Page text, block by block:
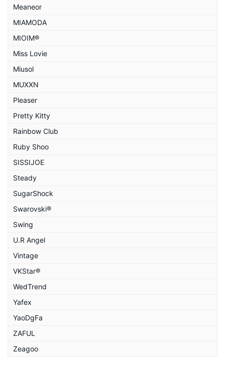
Meaneor
MIAMODA
MIOIM®
Miss Lovie
Miusol
MUXXN
Pleaser
Pretty Kitty
Rainbow Club
Ruby Shoo
SISSIJOE
Steady
SugarShock
Swarovski®
Swing
U.R Angel
Vintage
VKStar®
WedTrend
Yafex
YaoDgFa
ZAFUL
Zeagoo